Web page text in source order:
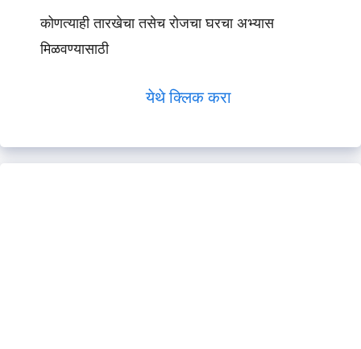
कोणत्याही तारखेचा तसेच रोजचा घरचा अभ्यास
मिळवण्यासाठी
येथे क्लिक करा